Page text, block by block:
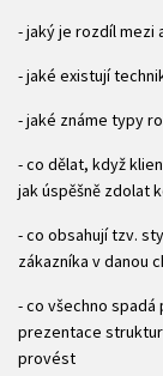
- jaký je rozdíl mezi
- jaké existují
- jaké známe typy
- co dělat, když
jak úspěšně zdolat
- co obsahují tzv.
zákazníka v danou
- co všechno
prezentace
provést